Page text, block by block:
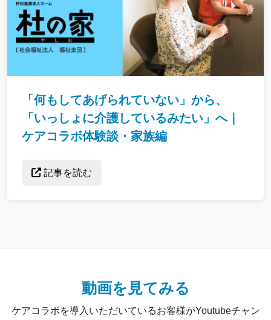
「何もしてあげられていない」から、
「いっしょに介護しているみたい」へ｜
ケアコラボ体験談・家族編
記事を読む
動画を見てみる
ケアコラボを導入いただいているお客様がYoutubeチャン